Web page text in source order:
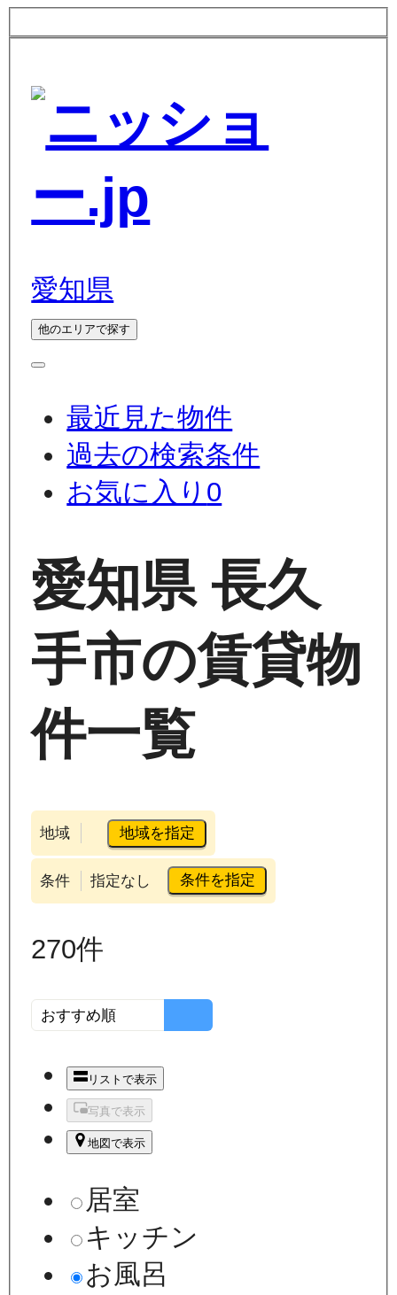
愛知県
他のエリアで探す
最近見た物件
過去の検索条件
お気に入り 0
愛知県 長久
手市の賃貸物
件一覧
地域 地域を指定
条件 指定なし 条件を指定
270件
リストで表示
写真で表示
地図で表示
居室
キッチン
お風呂